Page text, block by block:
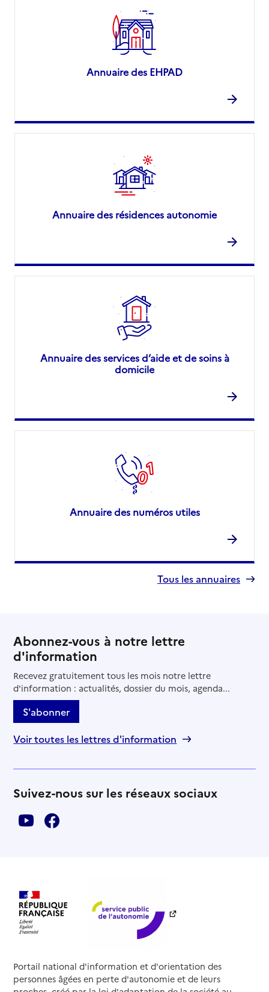
Annuaire des EHPAD
Annuaire des résidences autonomie
Annuaire des services d’aide et de soins à
domicile
Annuaire des numéros utiles
Tous les annuaires
Abonnez-vous à notre lettre
d'information
Recevez gratuitement tous les mois notre lettre
d'information : actualités, dossier du mois, agenda...
S'abonner
Voir toutes les lettres d'information
Suivez-nous sur les réseaux sociaux
Portail national d'information et d'orientation des
personnes âgées en perte d'autonomie et de leurs